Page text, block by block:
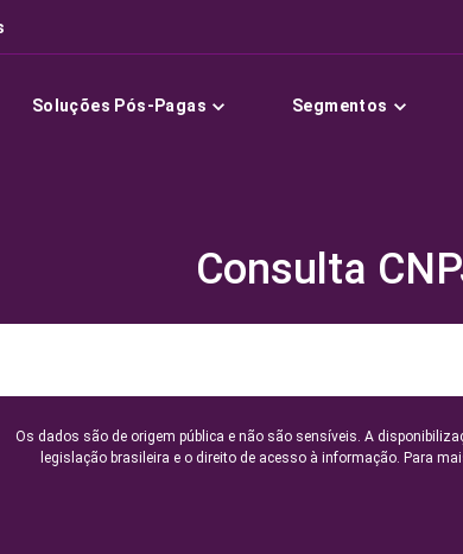
Soluções Pós-Pagas Segmentos
Consulta
Os dados são de origem pública e não são sensíveis. A
legislação brasileira e o direito de acesso à informação. Para